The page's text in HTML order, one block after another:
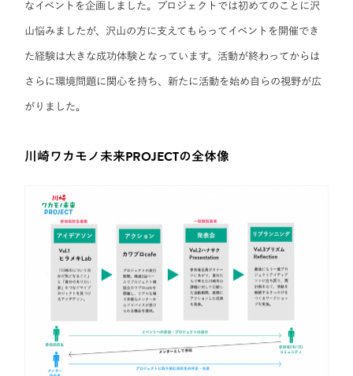
なイベントを企画しました。プロジェクトでは初めてのことに沢
山悩みましたが、沢山の方に支えてもらってイベントを開催でき
た経験は大きな成功体験となっています。活動が終わってからは
さらに環境問題に関心を持ち、新たに活動を始め自らの視野が広
がりました。
川崎ワカモノ未来PROJECTの全体像